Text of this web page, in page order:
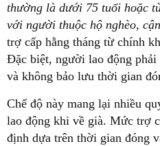
thường là dưới 75 tuổi hoặc
với người thuộc hộ nghèo,
trợ cấp hằng tháng từ chính
Đặc biệt, người lao động
và không bảo lưu thời gian
Chế độ này mang lại nhiều
lao động khi về già. Mức trợ
định dựa trên thời gian đóng